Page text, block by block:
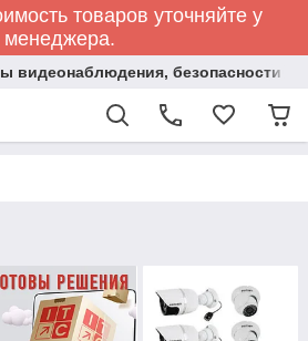
товаров уточняйте у
менеджера.
видеонаблюдения, безопасности и